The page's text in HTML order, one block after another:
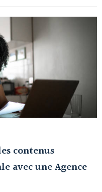
contenus
avec une Agence